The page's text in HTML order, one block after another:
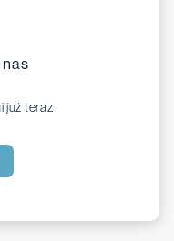
już teraz